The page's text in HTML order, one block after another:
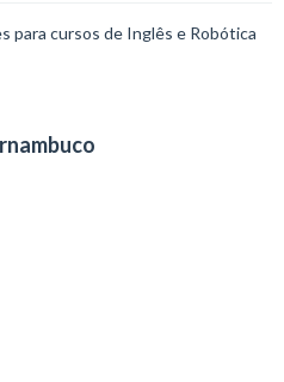
para cursos de Inglês e Robótica